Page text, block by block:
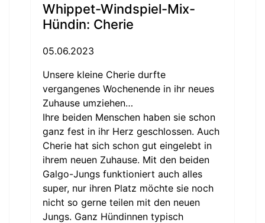
Whippet-Windspiel-Mix-
Hündin: Cherie
05.06.2023
Unsere kleine Cherie durfte
vergangenes Wochenende in ihr neues
Zuhause umziehen…
Ihre beiden Menschen haben sie schon
ganz fest in ihr Herz geschlossen. Auch
Cherie hat sich schon gut eingelebt in
ihrem neuen Zuhause. Mit den beiden
Galgo-Jungs funktioniert auch alles
super, nur ihren Platz möchte sie noch
nicht so gerne teilen mit den neuen
Jungs. Ganz Hündinnen typisch